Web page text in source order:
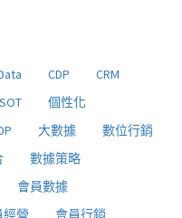
CDP
CRM
個性化
大數據
數位行銷
數據策略
會員數據
經營 會員行銷